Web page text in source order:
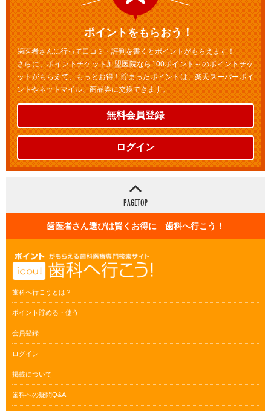
ポイントをもらおう！
歯医者さんに行って口コミ・評判を書くとポイントがもらえます！
さらに、ポイントチケット加盟医院なら100ポイント～のポイントチケ
ットがもらえて、もっとお得！貯まったポイントは、楽天スーパーポイ
ントやネットマイル、商品券に交換できます。
無料会員登録
ログイン
歯医者さん選びは賢くお得に 歯科へ行こう！
歯科へ行こうとは？
ポイント貯める・使う
会員登録
ログイン
掲載について
歯科への疑問Q&A